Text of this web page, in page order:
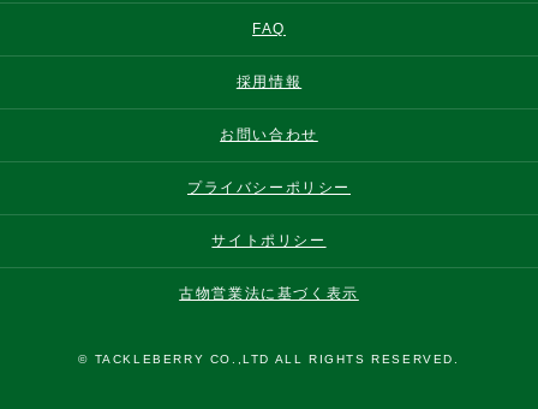
FAQ
採用情報
お問い合わせ
プライバシーポリシー
サイトポリシー
古物営業法に基づく表示
© TACKLEBERRY CO.,LTD ALL RIGHTS RESERVED.